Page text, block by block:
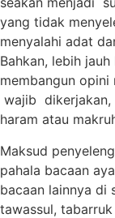
yang tidak
menyalahi adat
Bahkan, lebih
membangun
wajib
haram atau
Maksud
pahala bacaan
bacaan lainnya di
tawassul,